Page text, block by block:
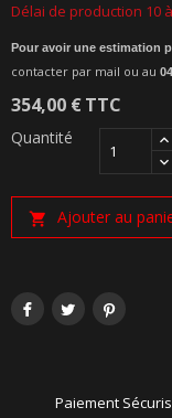
Délai de production 10
Pour avoir une estimation
contacter par mail ou au
354,00 €TTC
Quantité
 Ajouter au
Paiement